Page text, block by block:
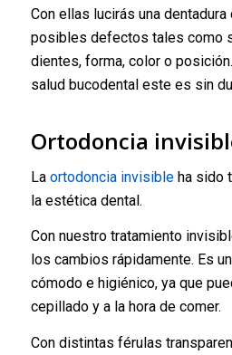
Con ellas lucirás una
posibles defectos tales como
dientes, forma, color o
salud bucodental este es sin
Ortodoncia
La ortodoncia invisibleha sido
la estética dental.
Con nuestro tratamiento
los cambios rápidamente. Es
cómodo e higiénico, ya que
cepillado y a la hora de comer.
Con distintas férulas